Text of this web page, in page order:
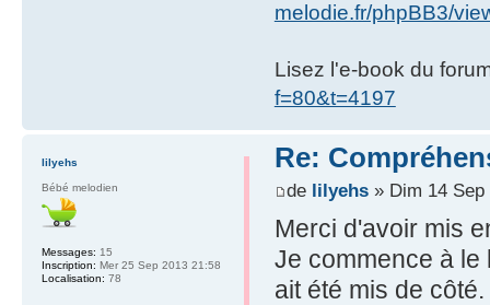
melodie.fr/phpBB3/
Lisez l'e-book du
f=80&t=4197
Re:
de lilyehs» Dim 14 Sep
Merci d'avoir mis
Je commence à le
ait été mis de
lilyehs
Bébé melodien
Messages: 15
Inscription: Mer 25 Sep 2013 21:58
Localisation: 78